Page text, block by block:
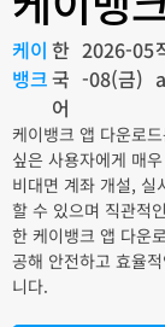
케이
뱅크
한
국
어
2026-05
-08(금)
케이뱅크 앱 다운로
싶은 사용자에게 매
비대면 계좌 개설, 실
할 수 있으며 직관적
한 케이뱅크 앱 다운
공해 안전하고 효율
니다.